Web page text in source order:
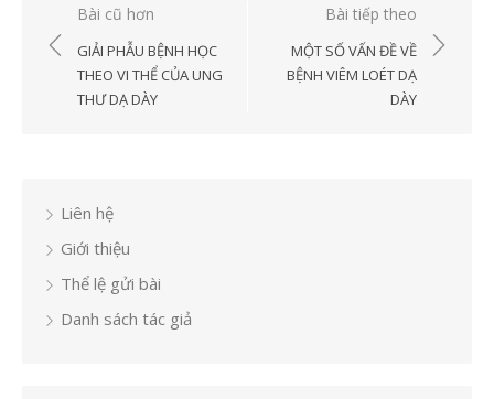
Điều
hướng
viết
Bài cũ hơn
GIẢI PHẪU BỆNH HỌC
THEO VI THỂ CỦA UNG
THƯ DẠ DÀY
Bài tiếp theo
MỘT SỐ VẤN ĐỀ VỀ
BỆNH VIÊM LOÉT DẠ
DÀY
Liên hệ
Giới thiệu
Thể lệ gửi bài
Danh sách tác giả